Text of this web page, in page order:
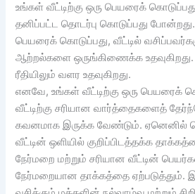
உங்கள் வீட்டிற்கு ஒரு பெயரைக்
தனிப்பட்ட தொடர்பு கொடுப்பது போன்றது.
பெயரைக் கொடுப்பது, வீட்டில்
ஆற்றல்களை ஒருங்கிணைக்க
ரீதியிலும் வளர உதவுகிறது.
எனவே, உங்கள் வீட்டிற்கு ஒரு பெயரைக்
வீட்டிற்கு சரியான வார்த்தைகளைத்
கவனமாக இருக்க வேண்டும். ஏனெனில்
வீட்டின் ஒளியில் குறிப்பிடத்தக்க
நேர்மறை மற்றும் சரியான வீட்டின்
நேர்மறையான தாக்கத்தை ஏற்படுத்தும்.